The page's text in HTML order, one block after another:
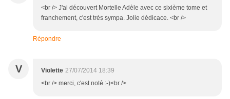
<br /> J'ai découvert Mortelle Adèle avec ce sixième tome et
franchement, c'est très sympa. Jolie dédicace. <br />
Répondre
V Violette 27/07/2014 18:39
<br /> merci, c'est noté :-)<br />